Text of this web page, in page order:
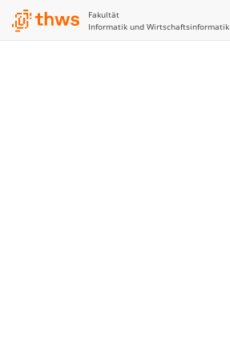
Fakultät
Informatik und Wirtschaftsinformatik